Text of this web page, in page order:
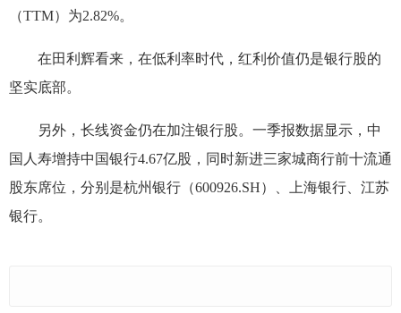
（TTM）为2.82%。
在田利辉看来，在低利率时代，红利价值仍是银行股的
坚实底部。
另外，长线资金仍在加注银行股。一季报数据显示，中
国人寿增持中国银行4.67亿股，同时新进三家城商行前十流通
股东席位，分别是杭州银行（600926.SH）、上海银行、江苏
银行。